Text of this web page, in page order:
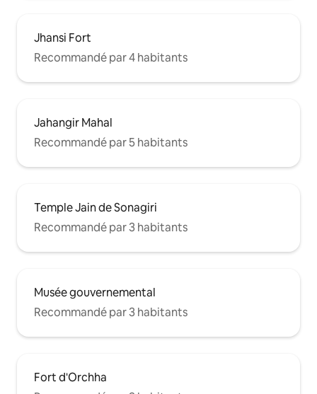
Jhansi Fort
Recommandé par 4 habitants
Jahangir Mahal
Recommandé par 5 habitants
Temple Jain de Sonagiri
Recommandé par 3 habitants
Musée gouvernemental
Recommandé par 3 habitants
Fort d'Orchha